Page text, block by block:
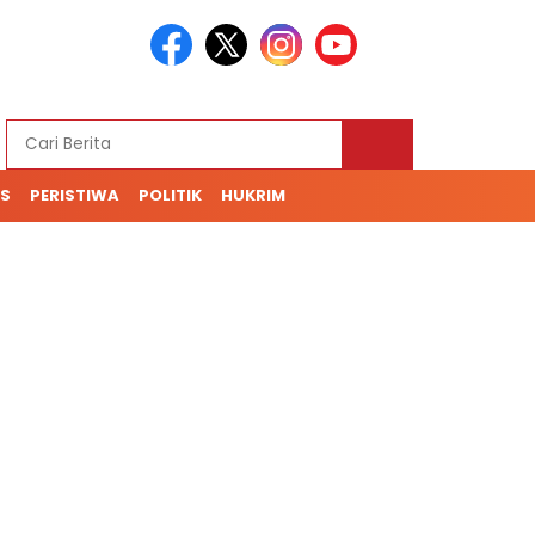
PERISTIWA POLITIK HUKRIM